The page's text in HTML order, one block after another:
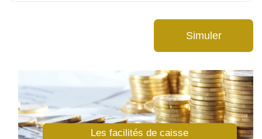
Les facilités de caisse